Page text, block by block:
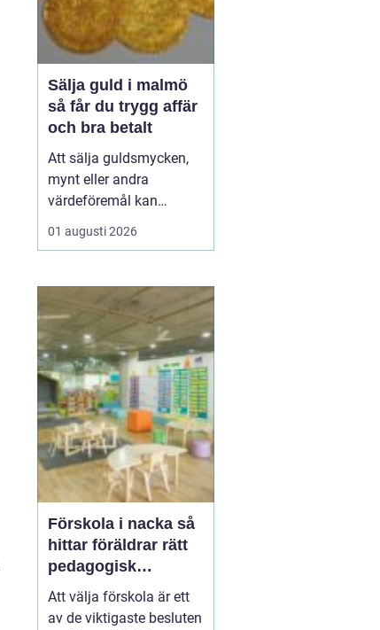
Sälja guld i malmö
så får du trygg affär
och bra betalt
Att sälja guldsmycken,
mynt eller andra
värdeföremål kan
kännas både lockande
och osäkert på samma
smyckena är värda mer
än bara metallvärdet, hur
processen går till och
vilken köpare som går
att lita på. För den som
söker infor...
01 augusti 2026
Förskola i nacka så
hittar föräldrar rätt
pedagogisk
trygghet
Att välja förskola är ett
av de viktigaste besluten